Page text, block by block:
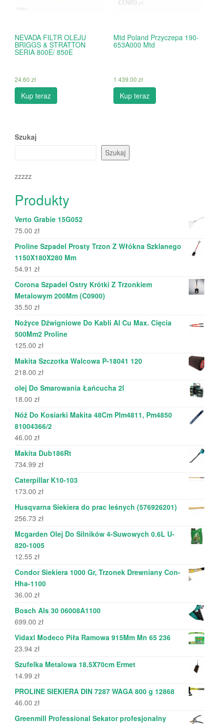
NEVADA FILTR OLEJU
BRIGGS & STRATTON
SERIA 800E/ 850E
24.60 zł
Kup teraz
Mtd Poland Przyczepa 190-
653A000 Mtd
1 439.00 zł
Kup teraz
Szukaj
Szukaj
zzzzz
Produkty
Verto Grabie 15G052
75.00 zł
Proline Szpadel Prosty Trzon Z Włókna Szklanego
1150X180X280 Mm
54.91 zł
Corona Szpadel Ostry Krótki Z Trzonkiem
Metalowym 200Mm (C0900)
35.50 zł
Nożyce Dźwigniowe Do Kabli Al Cu Max. Cięcia
500Mm2 Proline
125.00 zł
Makita Szczotka Walcowa P-18041 120
218.00 zł
olej Do Smarowania Łańcucha 2l
18.00 zł
Nóż Do Kosiarki Makita 48Cm Plm4811, Pm4850
81004366/2
46.00 zł
Makita Dub186Rt
734.99 zł
Caterpillar K10-103
173.00 zł
Husqvarna Siekiera do prac leśnych (576926201)
256.73 zł
Mcgarden Olej Do Silników 4-Suwowych 0.6L U-
820-1005
12.55 zł
Condor Siekiera 1000 Gr, Trzonek Drewniany Con-
Hha-1100
36.00 zł
Bosch Als 30 06008A1100
699.00 zł
Vidaxl Modeco Piła Ramowa 915Mm Mn 65 236
23.94 zł
Szufelka Metalowa 18.5X70cm Ermet
14.99 zł
PROLINE SIEKIERA DIN 7287 WAGA 800 g 12868
46.00 zł
Greenmill Professional Sekator profesjonalny